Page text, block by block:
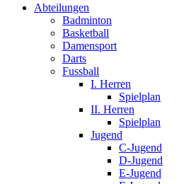
Abteilungen
Badminton
Basketball
Damensport
Darts
Fussball
I. Herren
Spielplan
II. Herren
Spielplan
Jugend
C-Jugend
D-Jugend
E-Jugend